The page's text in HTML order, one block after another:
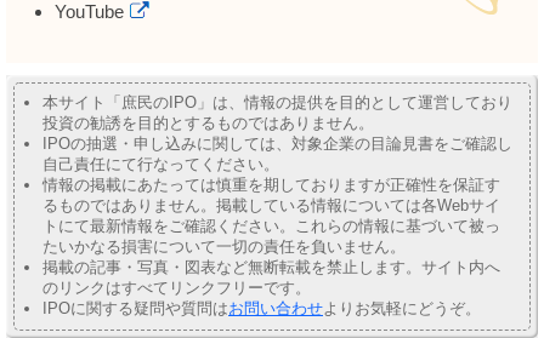
YouTube
本サイト「庶民のIPO」は、情報の提供を目的として運営しており
投資の勧誘を目的とするものではありません。
IPOの抽選・申し込みに関しては、対象企業の目論見書をご確認し
自己責任にて行なってください。
情報の掲載にあたっては慎重を期しておりますが正確性を保証す
るものではありません。掲載している情報については各Webサイ
トにて最新情報をご確認ください。これらの情報に基づいて被っ
たいかなる損害について一切の責任を負いません。
掲載の記事・写真・図表など無断転載を禁止します。サイト内へ
のリンクはすべてリンクフリーです。
IPOに関する疑問や質問はお問い合わせよりお気軽にどうぞ。